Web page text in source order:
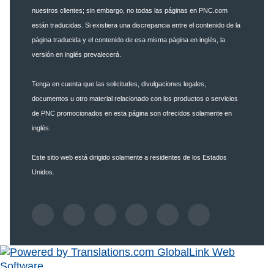
nuestros clientes; sin embargo, no todas las páginas en PNC.com
están traducidas. Si existiera una discrepancia entre el contenido de la
página traducida y el contenido de esa misma página en inglés, la
versión en inglés prevalecerá.
Tenga en cuenta que las solicitudes, divulgaciones legales,
documentos u otro material relacionado con los productos o servicios
de PNC promocionados en esta página son ofrecidos solamente en
inglés.
Este sitio web está dirigido solamente a residentes de los Estados
Unidos.